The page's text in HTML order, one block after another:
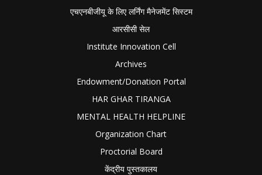
एचएनबीजीयू के लिए लर्निंग मैनेजमेंट सिस्टम
आरसीसी सेल
Institute Innovation Cell
Archives
Endowment/Donation Portal
HAR GHAR TIRANGA
MENTAL HEALTH HELPLINE
Organization Chart
Proctorial Board
केंद्रीय पुस्तकालय